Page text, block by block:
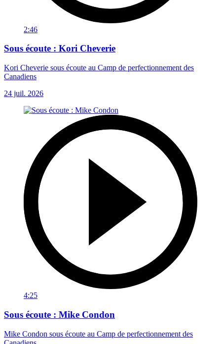
2:46
Sous écoute : Kori Cheverie
Kori Cheverie sous écoute au Camp de perfectionnement des
Canadiens
24 juil. 2026
4:25
Sous écoute : Mike Condon
Mike Condon sous écoute au Camp de perfectionnement des